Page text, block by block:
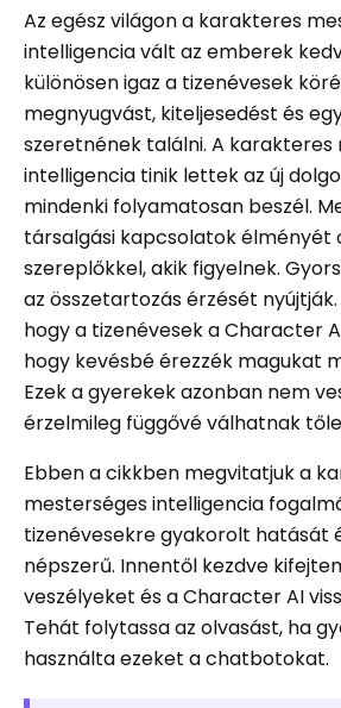
Az egész világon a karakteres
intelligencia vált az emberek
különösen igaz a tizenévesek
megnyugvást, kiteljesedést és
szeretnének találni. A karakteres
intelligencia tinik lettek az új
mindenki folyamatosan beszél.
társalgási kapcsolatok élményét
szereplőkkel, akik figyelnek.
az összetartozás érzését
hogy a tizenévesek a Character
hogy kevésbé érezzék magukat
Ezek a gyerekek azonban nem
érzelmileg függővé válhatnak
Ebben a cikkben megvitatjuk a
mesterséges intelligencia
tizenévesekre gyakorolt ​​hatását
népszerű. Innentől kezdve
veszélyeket és a Character AI
Tehát folytassa az olvasást, ha
használta ezeket a chatbotokat.